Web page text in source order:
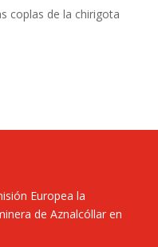
coplas de la chirigota
Europea la
de Aznalcóllar en